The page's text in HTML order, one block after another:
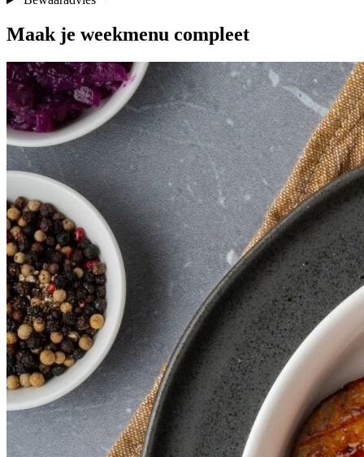
Maak je weekmenu compleet